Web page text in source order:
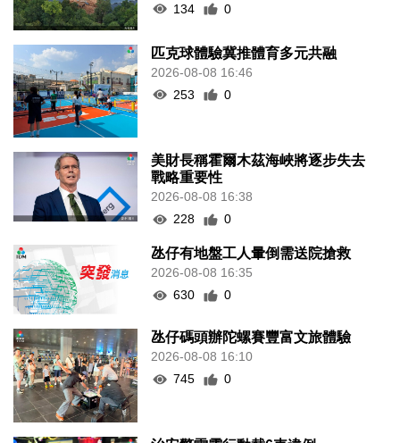
134
0
匹克球體驗冀推體育多元共融
2026-08-08 16:46
253
0
美財長稱霍爾木茲海峽將逐步失去
戰略重要性
2026-08-08 16:38
228
0
氹仔有地盤工人暈倒需送院搶救
2026-08-08 16:35
630
0
氹仔碼頭辦陀螺賽豐富文旅體驗
2026-08-08 16:10
745
0